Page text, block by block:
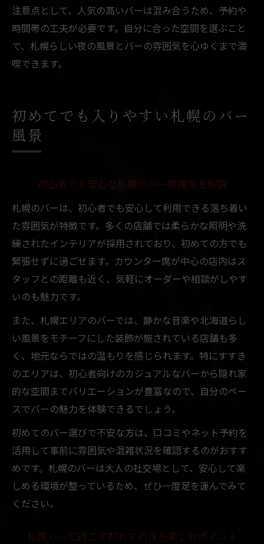
注意点として、人気の高いバーは混み合うため、予約や
時間帯の工夫が必要です。自分に合った空間を選ぶこと
で、札幌らしい夜の風景とバーの雰囲気を心ゆくまで満
喫できます。
初めてでも入りやすい札幌のバー
風景
初心者でも安心な札幌のバー雰囲気を解説
札幌のバーは、初心者でも安心して利用できる落ち着い
た雰囲気が特徴です。多くの店舗では柔らかな照明や洗
練されたインテリアが採用されており、初めての方でも
緊張せずに過ごせます。カウンター席が中心の店内はス
タッフとの距離も近く、気軽にオーダーや相談がしやす
いのも魅力です。
また、札幌エリアのバーでは、静かな音楽や北海道らし
い風景をモチーフにした装飾が施されている店舗も多
く、地元ならではの温もりを感じられます。特にすすき
のエリアは、初心者向けのカジュアルなバーから隠れ家
的な空間までバリエーションが豊富なので、自分のペー
スでバーの魅力を体験できるでしょう。
初めてのバー選びで不安な方は、口コミやネット予約を
活用して事前に雰囲気や混雑状況を確認するのがおすす
めです。札幌のバーは大人の社交場として、安心して楽
しめる環境が整っているため、ぜひ一度足を運んでみて
ください。
札幌バーで過ごす初めての夜を楽しむポイント